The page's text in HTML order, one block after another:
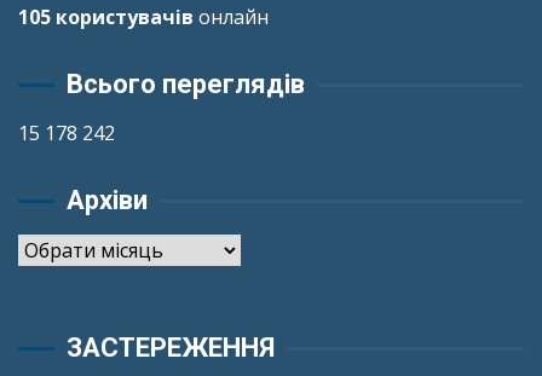
105 користувачів онлайн
Всього переглядів
15 178 242
Архіви
Архіви
ЗАСТЕРЕЖЕННЯ